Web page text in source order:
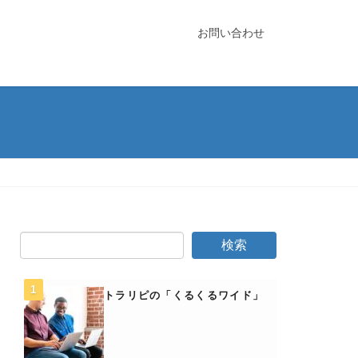
お問い合わせ
トラリピの「くるくるワイド」